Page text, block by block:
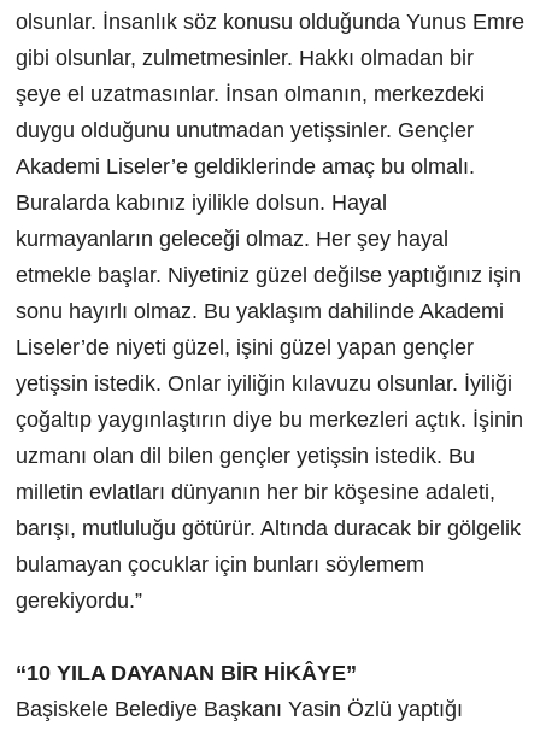
olsunlar. İnsanlık söz konusu olduğunda Yunus Emre
gibi olsunlar, zulmetmesinler. Hakkı olmadan bir
şeye el uzatmasınlar. İnsan olmanın, merkezdeki
duygu olduğunu unutmadan yetişsinler. Gençler
Akademi Liseler’e geldiklerinde amaç bu olmalı.
Buralarda kabınız iyilikle dolsun. Hayal
kurmayanların geleceği olmaz. Her şey hayal
etmekle başlar. Niyetiniz güzel değilse yaptığınız işin
sonu hayırlı olmaz. Bu yaklaşım dahilinde Akademi
Liseler’de niyeti güzel, işini güzel yapan gençler
yetişsin istedik. Onlar iyiliğin kılavuzu olsunlar. İyiliği
çoğaltıp yaygınlaştırın diye bu merkezleri açtık. İşinin
uzmanı olan dil bilen gençler yetişsin istedik. Bu
milletin evlatları dünyanın her bir köşesine adaleti,
barışı, mutluluğu götürür. Altında duracak bir gölgelik
bulamayan çocuklar için bunları söylemem
gerekiyordu.”
“10 YILA DAYANAN BİR HİKÂYE”
Başiskele Belediye Başkanı Yasin Özlü yaptığı